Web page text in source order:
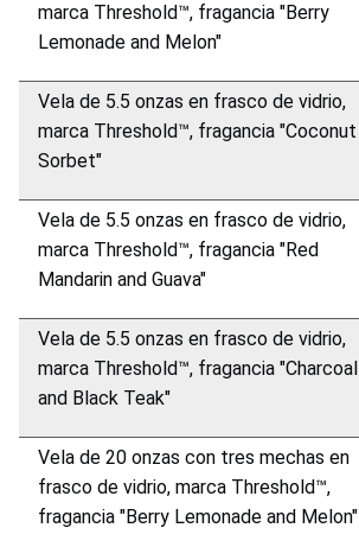
marca Threshold™, fragancia "Berry
Lemonade and Melon"
Vela de 5.5 onzas en frasco de vidrio,
marca Threshold™, fragancia "Coconut
Sorbet"
Vela de 5.5 onzas en frasco de vidrio,
marca Threshold™, fragancia "Red
Mandarin and Guava"
Vela de 5.5 onzas en frasco de vidrio,
marca Threshold™, fragancia "Charcoal
and Black Teak"
Vela de 20 onzas con tres mechas en
frasco de vidrio, marca Threshold™,
fragancia "Berry Lemonade and Melon"